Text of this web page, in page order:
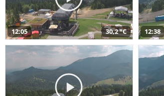
12:05 30,2 °C 12:38